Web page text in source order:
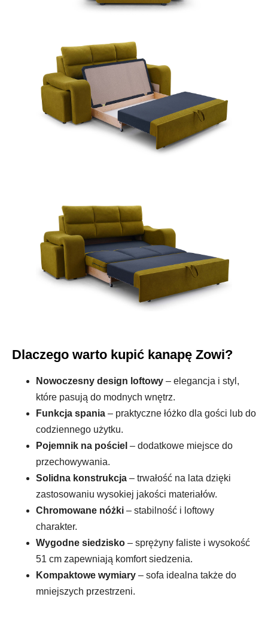
Dlaczego warto kupić kanapę Zowi?
Nowoczesny design loftowy – elegancja i styl,
które pasują do modnych wnętrz.
Funkcja spania – praktyczne łóżko dla gości lub do
codziennego użytku.
Pojemnik na pościel – dodatkowe miejsce do
przechowywania.
Solidna konstrukcja – trwałość na lata dzięki
zastosowaniu wysokiej jakości materiałów.
Chromowane nóżki – stabilność i loftowy
charakter.
Wygodne siedzisko – sprężyny faliste i wysokość
51 cm zapewniają komfort siedzenia.
Kompaktowe wymiary – sofa idealna także do
mniejszych przestrzeni.